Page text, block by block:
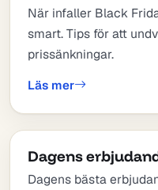
När infaller Black
smart. Tips för att
prissänkningar.
Läs mer
Dagens
Dagens bästa